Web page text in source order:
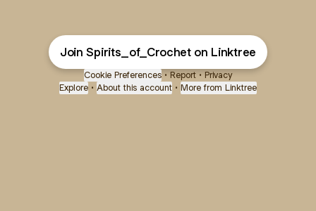
Join Spirits_of_Crochet on Linktree
Cookie Preferences • Report • Privacy
Explore • About this account • More from Linktree